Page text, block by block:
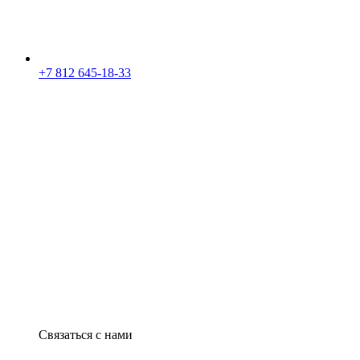
+7 812 645-18-33
Связаться с нами